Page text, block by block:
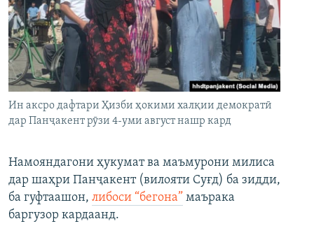
Ин аксро дафтари Ҳизби ҳокими халқии демократӣ
дар Панҷакент рӯзи 4-уми август нашр кард
Намояндагони ҳукумат ва маъмурони милиса
дар шаҳри Панҷакент (вилояти Суғд) ба зидди,
ба гуфтаашон, либоси “бегона” маърака
баргузор кардаанд.